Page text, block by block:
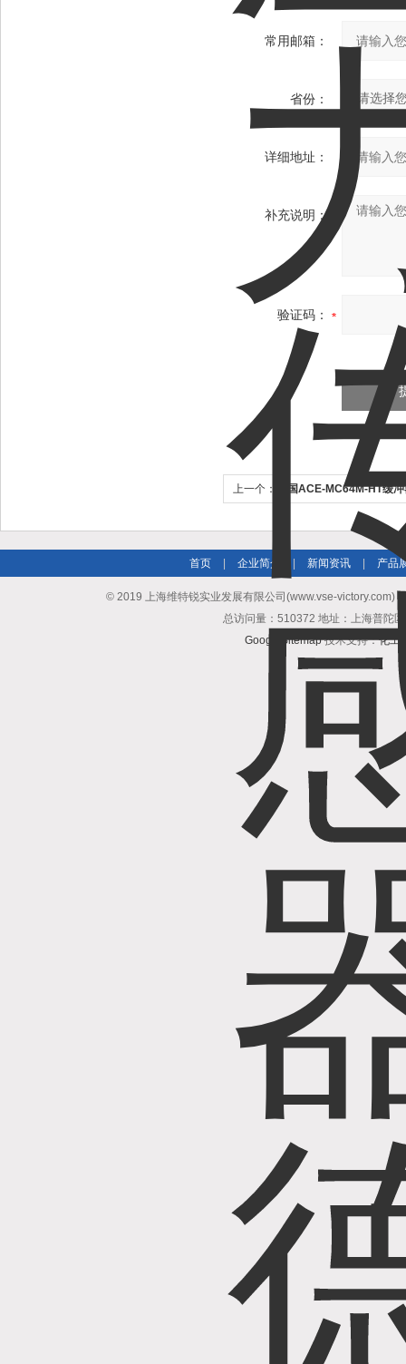
常用邮箱：
省份：
详细地址：
补充说明：
验证码：
上一个： 美国ACE-MC64M-HT缓
首页 企业简介 新闻资讯 产品
© 2019 上海维特锐实业发展有限公司(www.vse-victory.com)
总访问量：510372 地址：上海普陀
GoogleSitemap技术支持：化工